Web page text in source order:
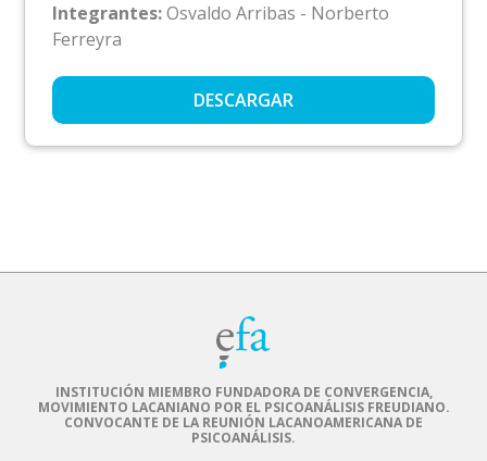
Integrantes:Osvaldo Arribas - Norberto
Ferreyra
DESCARGAR
INSTITUCIÓN MIEMBRO FUNDADORA DE CONVERGENCIA,
MOVIMIENTO LACANIANO POR EL PSICOANÁLISIS FREUDIANO.
CONVOCANTE DE LA REUNIÓN LACANOAMERICANA DE
PSICOANÁLISIS.